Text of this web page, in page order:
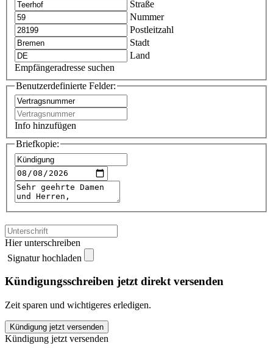
Straße
Nummer
Postleitzahl
Stadt
Land
Empfängeradresse suchen
Benutzerdefinierte Felder:
Info hinzufügen
Briefkopie:
Hier unterschreiben
Signatur hochladen
Kündigungsschreiben jetzt direkt versenden
Zeit sparen und wichtigeres erledigen.
bumshub
kündigen
Kündigung jetzt versenden
Kündigung jetzt versenden